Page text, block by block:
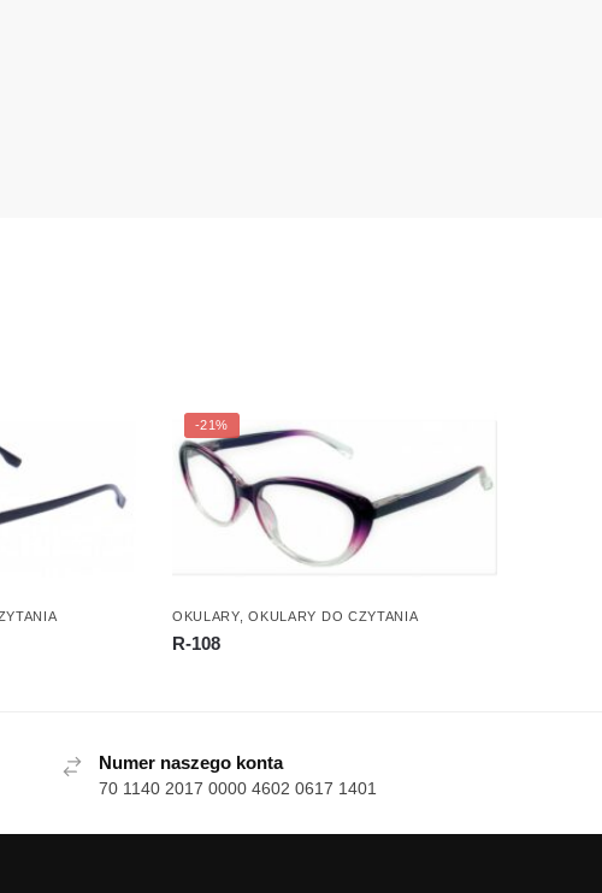
-21%
OKULARY,OKULARY DO CZYTANIA
R-108
Numer naszego konta
70 1140 2017 0000 4602 0617 1401